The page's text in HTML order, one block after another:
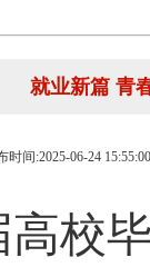
就业新篇 青
时间:2025-06-24 15:55:00
高校